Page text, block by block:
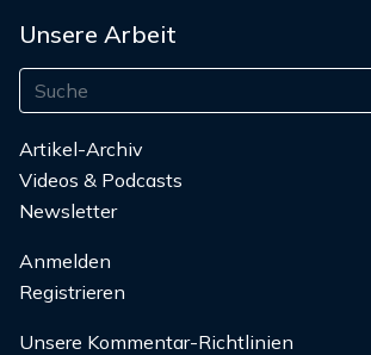
Unsere Arbeit
Artikel-Archiv
Videos & Podcasts
Newsletter
Anmelden
Registrieren
Unsere Kommentar-Richtlinien